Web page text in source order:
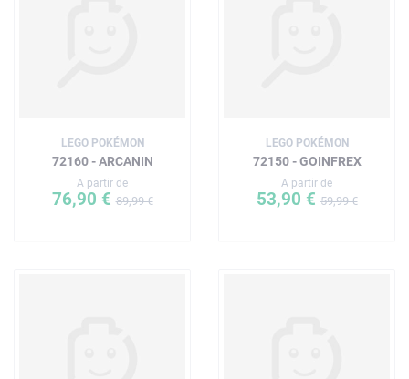
LEGO POKÉMON
72160 - ARCANIN
A partir de
76,90 €89,99 €
LEGO POKÉMON
72150 - GOINFREX
A partir de
53,90 €59,99 €